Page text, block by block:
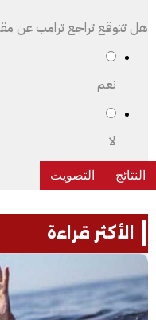
هل تتوقع تراجع ترامب عن
نعم
لا
الأكثر قراءة